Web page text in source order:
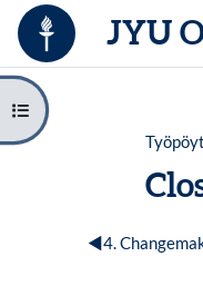
Siirry pääsisältöön
JYU
Avaa kurssisisältö
Osion
◀︎4.